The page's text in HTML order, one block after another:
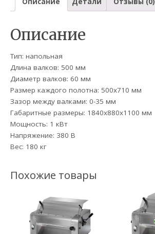
Описание
Тип: напольная
Длина валков: 500 мм
Диаметр валков: 60 мм
Размер каждого полотна: 500х710 мм
Зазор между валками: 0-35 мм
Габаритные размеры: 1840х880х1100 мм
Мощность: 1 кВт
Напряжение: 380 В
Вес: 180 кг
Похожие товары